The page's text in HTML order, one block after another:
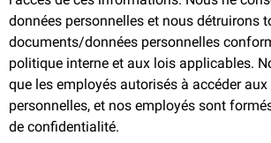
données personnelles et nous détruirons
documents/données personnelles
politique interne et aux lois applicables.
que les employés autorisés à accéder aux
personnelles, et nos employés sont
de confidentialité.